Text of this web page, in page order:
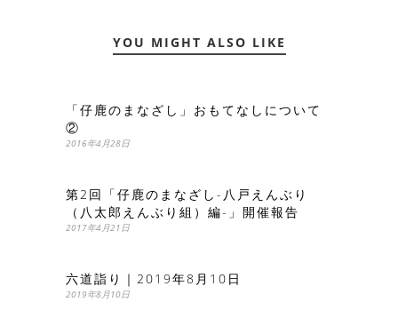
YOU MIGHT ALSO LIKE
「仔鹿のまなざし」おもてなしについて
②
2016年4月28日
第2回「仔鹿のまなざし-八戸えんぶり
（八太郎えんぶり組）編-」開催報告
2017年4月21日
六道詣り｜2019年8月10日
2019年8月10日